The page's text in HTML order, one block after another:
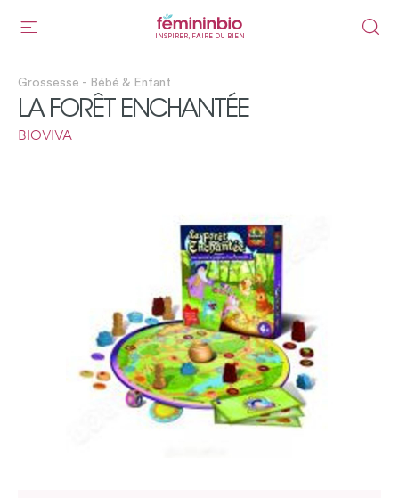
INSPIRER, FAIRE DU BIEN
Grossesse - Bébé & Enfant
LA FORÊT ENCHANTÉE
BIOVIVA